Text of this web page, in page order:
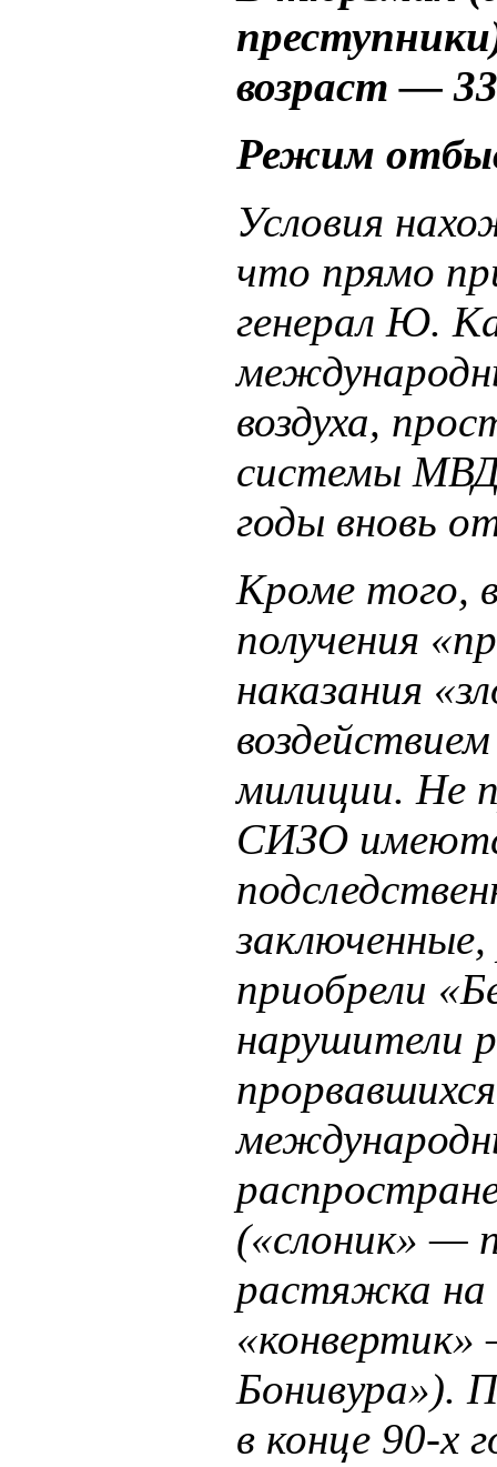
возраст —
Режим
Условия
что прямо
генерал Ю.
воздуха,
системы МВД
годы вновь
Кроме того,
получения
наказания
милиции. Не
СИЗО
приобрели
нарушители
(«слоник» —
растяжка на
Бонивура»).
в конце 90-х